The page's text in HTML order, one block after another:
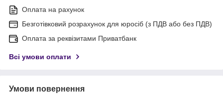
Оплата на рахунок
Безготівковий розрахунок для юросіб (з ПДВ або без ПДВ)
Оплата за реквізитами Приватбанк
Всі умови оплати
Умови повернення